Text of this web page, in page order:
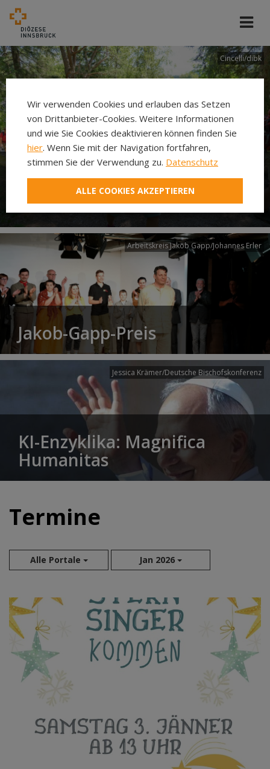
Cincelli/dibk
Neuer Pilgerweg Via
Laudato si’
Arbeitskreis Jakob Gapp/Johannes Erler
Jakob-Gapp-Preis
Jessica Krämer/Deutsche Bischofskonferenz
KI-Enzyklika: Magnifica
Humanitas
Termine
Alle Portale Jan 2026
Aug 2026
Sep 2026
Okt 2026
Nov 2026
Dez 2026
Apr 2027
Mai 2027
Jun 2027
Wir verwenden Cookies und erlauben das Setzen
von Drittanbieter-Cookies. Weitere Informationen
und wie Sie Cookies deaktivieren können finden Sie
hier. Wenn Sie mit der Navigation fortfahren,
stimmen Sie der Verwendung zu. Datenschutz
ALLE COOKIES AKZEPTIEREN